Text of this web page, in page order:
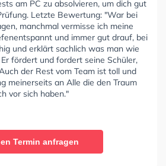
am PC zu absolvieren, um dich gut
Letzte Bewertung: "War bei
manchmal vermisse ich meine
und immer gut drauf, bei
und erklärt sachlich was man wie
fördert und fordert seine Schüler,
der Rest vom Team ist toll und
meinerseits an Alle die den Traum
vor sich haben."
Termin anfragen